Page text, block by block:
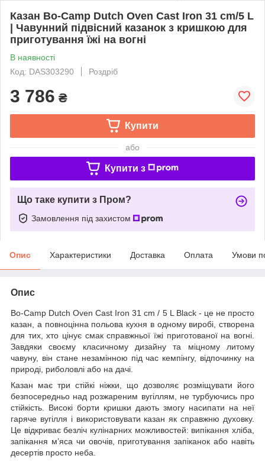
Казан Bo-Camp Dutch Oven Cast Iron 31 cm/5 L
| Чавунний підвісний казанок з кришкою для
приготування їжі на вогні
В наявності
Код: DAS303290
Роздріб
3 786 ₴
Купити
або
Купити з
Що таке купити з Пром?
Замовлення під захистом
Опис Характеристики Доставка Оплата Умови
Опис
Bo-Camp Dutch Oven Cast Iron 31 cm / 5 L Black - це не просто
казан, а повноцінна польова кухня в одному виробі, створена
для тих, хто цінує смак справжньої їжі приготованої на вогні.
Завдяки своєму класичному дизайну та міцному литому
чавуну, він стане незамінною під час кемпінгу, відпочинку на
природі, риболовлі або на дачі.
Казан має три стійкі ніжки, що дозволяє розміщувати його
безпосередньо над розжареним вугіллям, не турбуючись про
стійкість. Високі борти кришки дають змогу насипати на неї
гаряче вугілля і використовувати казан як справжню духовку.
Це відкриває безліч кулінарних можливостей: випікання хліба,
запікання м’яса чи овочів, приготування запіканок або навіть
десертів просто неба.